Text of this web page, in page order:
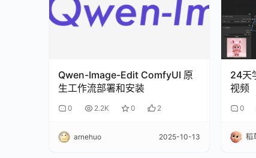
Qwen-Image-Edit ComfyUI 原
生工作流部署和安装
0 2.2K 0 2
arnehuo 2025-10-13
24天
视频
0
稻